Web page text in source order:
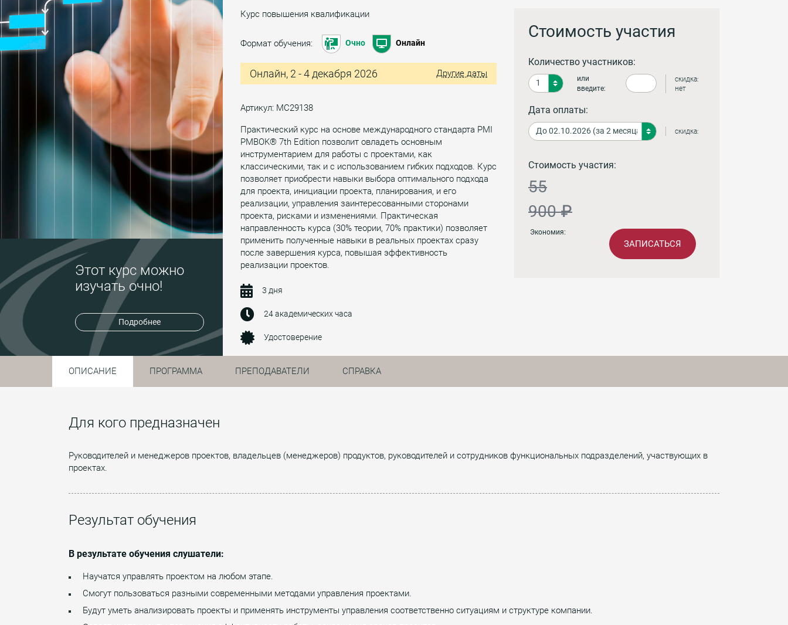
Этот курс можно
изучать очно!
Подробнее
Курс повышения квалификации
Формат обучения: Очно Онлайн
Онлайн, 2 - 4 декабря 2026 Другие даты
Артикул: МС29138
Практический курс на основе международного стандарта PMI
PMBOK® 7th Edition позволит овладеть основным
инструментарием для работы с проектами, как
классическими, так и с использованием гибких подходов. Курс
позволяет приобрести навыки выбора оптимального подхода
для проекта, инициации проекта, планирования, и его
реализации, управления заинтересованными сторонами
проекта, рисками и изменениями. Практическая
направленность курса (30% теории, 70% практики) позволяет
применить полученные навыки в реальных проектах сразу
после завершения курса, повышая эффективность
реализации проектов.
3 дня
24 академических часа
Удостоверение
Стоимость участия
Количество участников:
или
введите:
скидка:
нет
Дата оплаты:
скидка:
Стоимость участия:
55
900 ₽
Экономия:
ЗАПИСАТЬСЯ
ОПИСАНИЕ ПРОГРАММА ПРЕПОДАВАТЕЛИ СПРАВКА
Для кого предназначен
Руководителей и менеджеров проектов, владельцев (менеджеров) продуктов, руководителей и сотрудников функциональных подразделений, участвующих в
проектах.
Результат обучения
В результате обучения слушатели:
Научатся управлять проектом на любом этапе.
Смогут пользоваться разными современными методами управления проектами.
Будут уметь анализировать проекты и применять инструменты управления соответственно ситуациям и структуре компании.